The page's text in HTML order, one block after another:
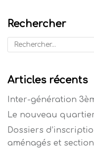
Rechercher
Articles récents
Inter-génération
Le nouveau
Dossiers
aménagés et